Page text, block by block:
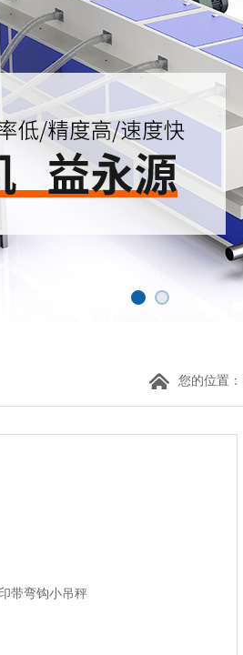
您的位置：